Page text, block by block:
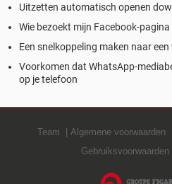
Uitzetten automatisch openen
Wie bezoekt mijn Facebook-pagina
Een snelkoppeling maken naar
Voorkomen dat WhatsApp-
op je telefoon
Team Algemene voorwaarden
Gebruiksvoorwaarden